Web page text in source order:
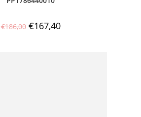
€186,00 €167,40